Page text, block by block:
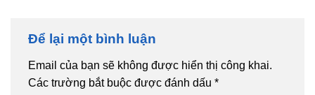
Để lại một bình luận
Email của bạn sẽ không được hiển thị công khai.
Các trường bắt buộc được đánh dấu *